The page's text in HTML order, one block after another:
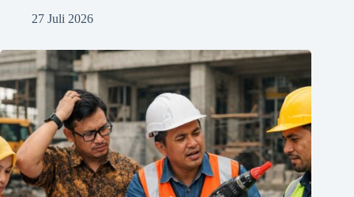
27 Juli 2026